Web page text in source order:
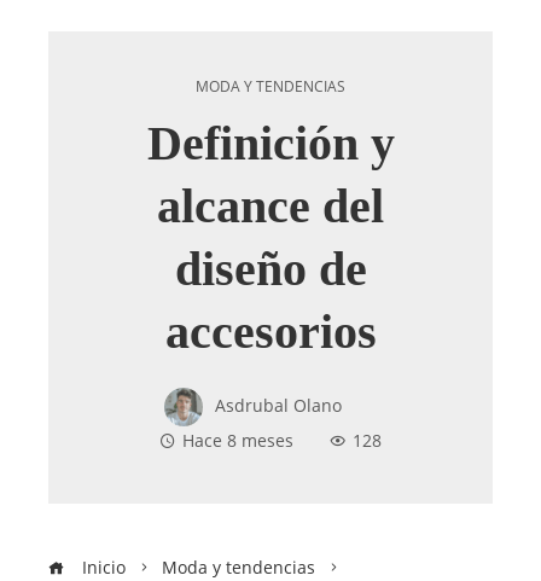
MODA Y TENDENCIAS
Definición y
alcance del
diseño de
accesorios
Asdrubal Olano
Hace 8 meses
128
Inicio
Moda y tendencias